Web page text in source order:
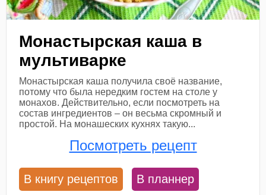
Монастырская каша в
мультиварке
Монастырская каша получила своё название,
потому что была нередким гостем на столе у
монахов. Действительно, если посмотреть на
состав ингредиентов – он весьма скромный и
простой. На монашеских кухнях такую...
Посмотреть рецепт
В книгу рецептов В планнер